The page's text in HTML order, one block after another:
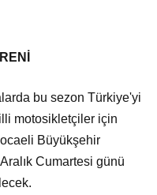
bu sezon Türkiye'yi
motosikletçiler için
Büyükşehir
Cumartesi günü